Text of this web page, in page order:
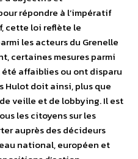
répondre à l’impératif
cette loi reflète le
les acteurs du Grenelle
certaines mesures parmi
affaiblies ou ont disparu
Hulot doit ainsi, plus que
veille et de lobbying. Il est
les citoyens sur les
auprès des décideurs
national, européen et